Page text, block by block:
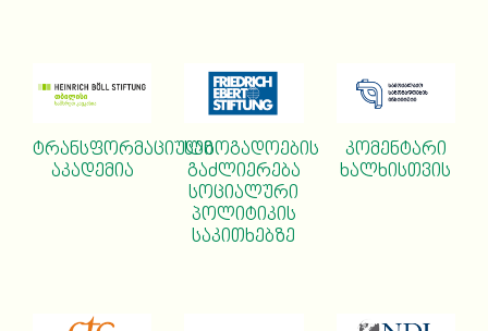
ტრანსფორმაციული
აკადემია
საზოგადოების
გაძლიერება
სოციალური
პოლიტიკის
საკითხებზე
კომენტარი
ხალხისთვის